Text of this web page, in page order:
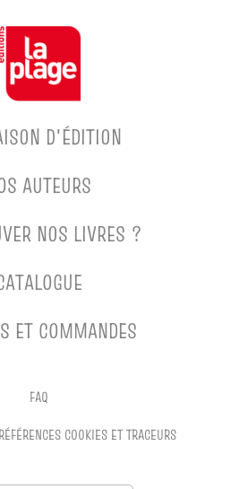
D'ÉDITION
AUTEURS
NOS LIVRES ?
ET COMMANDES
FAQ
COOKIES ET TRACEURS